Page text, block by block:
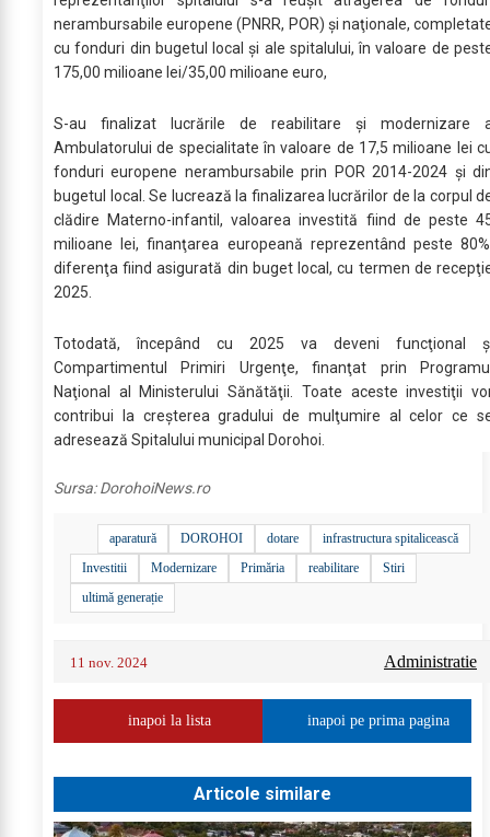
nerambursabile europene (PNRR, POR) şi naţionale,
cu fonduri din bugetul local şi ale spitalului, în valoare de
175,00 milioane lei/35,00 milioane euro,
S-au finalizat lucrările de reabilitare şi modernizare
Ambulatorului de specialitate în valoare de 17,5 milioane lei
fonduri europene nerambursabile prin POR 2014-2024 şi
bugetul local. Se lucrează la finalizarea lucrărilor de la corpul
clădire Materno-infantil, valoarea investită fiind de peste
milioane lei, finanţarea europeană reprezentând peste
diferenţa fiind asigurată din buget local, cu termen de
2025.
Totodată, începând cu 2025 va deveni funcţional
Compartimentul Primiri Urgenţe, finanţat prin
Naţional al Ministerului Sănătăţii. Toate aceste investiţii
contribui la creşterea gradului de mulţumire al celor ce
adresează Spitalului municipal Dorohoi.
Sursa:DorohoiNews.ro
aparatură DOROHOI dotare
infrastructura spitalicească
Investitii
Modernizare Primăria reabilitare
Stiri
ultimă generație
11 nov. 2024 Administratie
inapoi la lista inapoi pe prima pagina
Articole similare